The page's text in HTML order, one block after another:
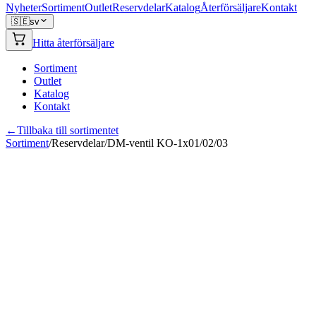
NyheterSortimentOutletReservdelarKatalogÅterförsäljareKontakt
🇸🇪sv
Hitta återförsäljare
Sortiment
Outlet
Katalog
Kontakt
←Tillbaka till sortimentet
Sortiment/Reservdelar/DM-ventil KO-1x01/02/03